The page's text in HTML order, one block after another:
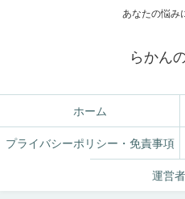
あなたの悩み
らかん
ホーム
プライバシーポリシー・免責事項
運営